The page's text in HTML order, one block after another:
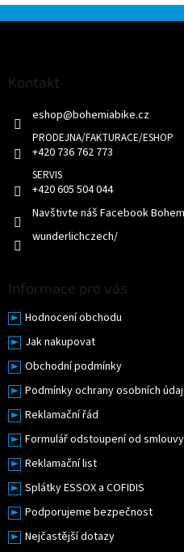
Kontakt
eshop@bohemiabike.cz
+420 736 762 773
+420 605 504 044
Navštivte náš Facebook
wunderlichczech/
Informace pro vás
Hodnocení obchodu
Jak nakupovat
Obchodní podmínky
Podmínky ochrany osobních
Reklamační řád
Formulář odstoupení od smlouvy
Reklamační list
Splátky ESSOX a COFIDIS
Podporujeme bezpečnost
Nejčastější dotazy